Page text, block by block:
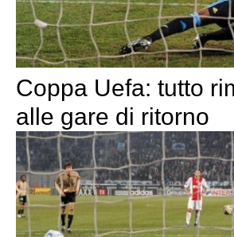
Coppa Uefa: tutto
alle gare di ritorno